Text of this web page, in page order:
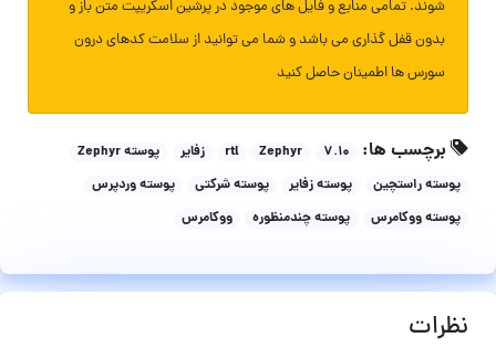
شوند. تمامی منابع و فایل های موجود در پرشین اسکریپت متن باز و
بدون قفل گذاری می باشد و شما می توانید از سلامت کدهای درون
سورس ها اطمینان حاصل کنید
برچسب ها: ۷.۱۰ Zephyr
rtl زفایر
پوسته Zephyr
پوسته راستچین
پوسته زفایر پوسته شرکتی
پوسته وردپرس
پوسته ووکامرس
پوسته چندمنظوره ووکامرس
نظرات